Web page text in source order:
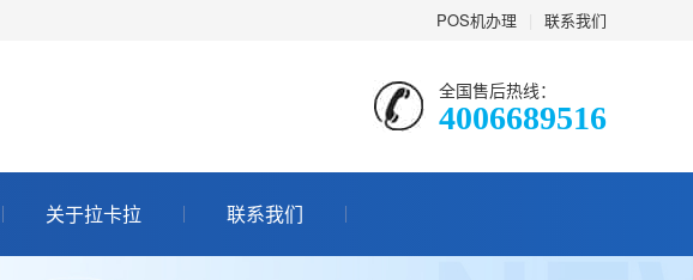
POS机办理 联系我们
全国售后热线：
4006689516
关于拉卡拉 联系我们